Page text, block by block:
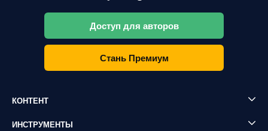
Доступ для авторов
Стань Премиум
КОНТЕНТ
ИНСТРУМЕНТЫ